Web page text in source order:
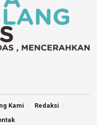
Kami
Redaksi